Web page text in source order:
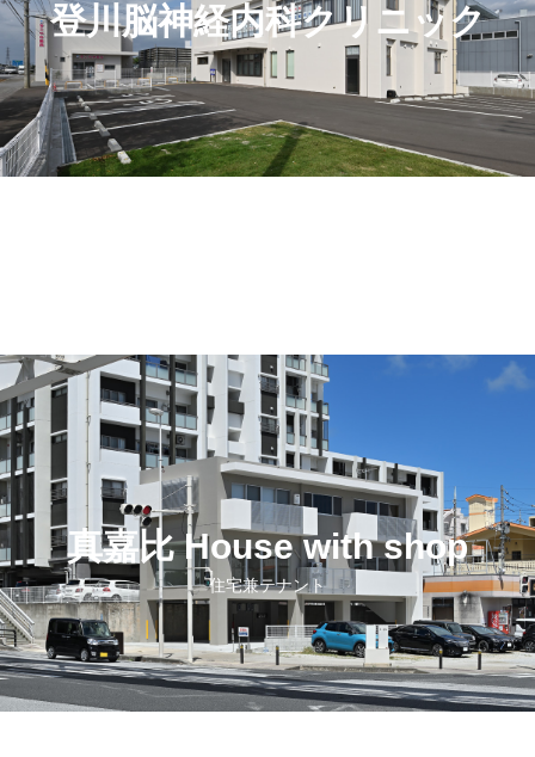
登川脳神経内科クリニック
真嘉比 House with shop
住宅兼テナント